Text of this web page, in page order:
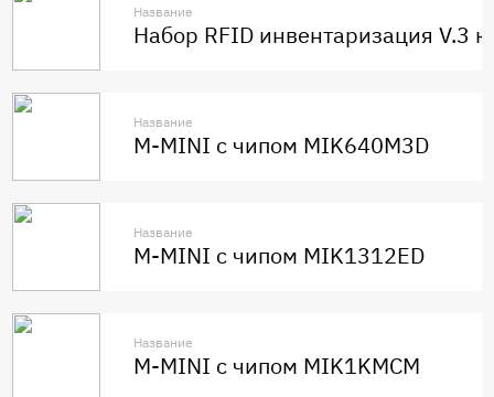
Название
Набор RFID инвентаризация V.3
Название
M-MINI с чипом MIK640M3D
Название
M-MINI с чипом MIK1312ED
Название
M-MINI с чипом MIK1KMCM